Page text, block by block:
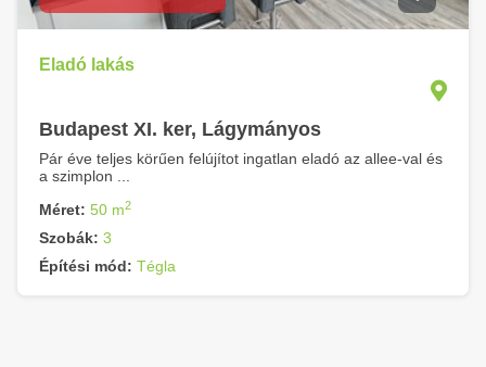
Eladó lakás
Budapest XI. ker, Lágymányos
Pár éve teljes körűen felújítot ingatlan eladó az allee-val és
a szimplon ...
Méret: 50 m2
Szobák: 3
Építési mód: Tégla